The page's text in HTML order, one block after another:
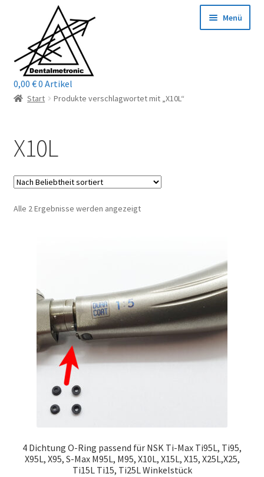
Navigation
springen
springen
Menü
Home
Mein Konto / Login
Kontakt
Reparaturservice
Warenkorb
Stellenangebote
0,00 €0 Artikel
Start Produkte verschlagwortet mit „X10L“
X10L
Alle 2 Ergebnisse werden angezeigtNach
4 Dichtung O-Ring passend für NSK Ti-Max Ti95L, Ti95,
X95L, X95, S-Max M95L, M95, X10L, X15L, X15, X25L,X25,
Ti15L Ti15, Ti25L Winkelstück